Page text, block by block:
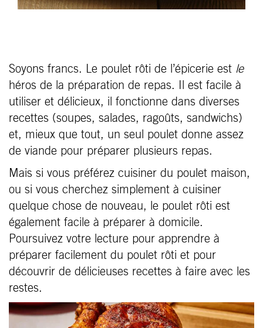
Soyons francs. Le poulet rôti de l’épicerie est le
héros de la préparation de repas. Il est facile à
utiliser et délicieux, il fonctionne dans diverses
recettes (soupes, salades, ragoûts, sandwichs)
et, mieux que tout, un seul poulet donne assez
de viande pour préparer plusieurs repas.
Mais si vous préférez cuisiner du poulet maison,
ou si vous cherchez simplement à cuisiner
quelque chose de nouveau, le poulet rôti est
également facile à préparer à domicile.
Poursuivez votre lecture pour apprendre à
préparer facilement du poulet rôti et pour
découvrir de délicieuses recettes à faire avec les
restes.